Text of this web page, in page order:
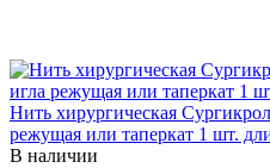
Нить хирургическая
режущая или таперкат 1 шт.
В наличии